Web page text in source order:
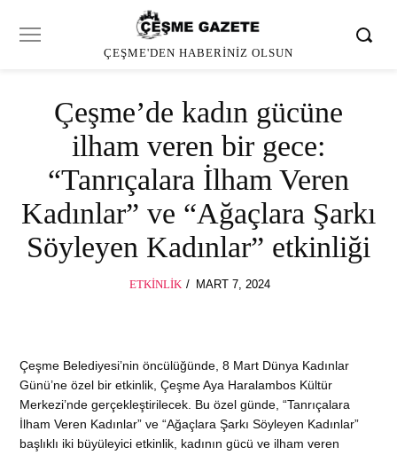
ÇEŞME'DEN HABERINIZ OLSUN
Çeşme’de kadın gücüne
ilham veren bir gece:
“Tanrıçalara İlham Veren
Kadınlar” ve “Ağaçlara Şarkı
Söyleyen Kadınlar” etkinliği
ETKINLIK
POSTED
MART 7, 2024
Çeşme Belediyesi’nin öncülüğünde, 8 Mart Dünya Kadınlar
Günü’ne özel bir etkinlik, Çeşme Aya Haralambos Kültür
Merkezi’nde gerçekleştirilecek. Bu özel günde, “Tanrıçalara
İlham Veren Kadınlar” ve “Ağaçlara Şarkı Söyleyen Kadınlar”
başlıklı iki büyüleyici etkinlik, kadının gücü ve ilham veren